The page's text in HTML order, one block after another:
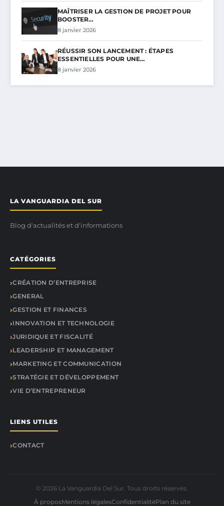
MAÎTRISER LA GESTION DE PROJET POUR
BOOSTER…
8 janvier 2026
RÉUSSIR SON LANCEMENT : ÉTAPES
ESSENTIELLES POUR UNE…
8 janvier 2026
LA VANGUARDIA DEL SUR
Blog d'actualités et d'informations
CATÉGORIES
CRÉATION D’ENTREPRISE
GENERAL
GESTION ET FINANCES
INNOVATION ET TECHNOLOGIE
JURIDIQUE ET FISCALITÉ
LEADERSHIP ET MANAGEMENT
MARKETING ET COMMUNICATION
STRATÉGIE ET DÉVELOPPEMENT
VIE D’ENTREPRENEUR
LIENS UTILES
CONTACT
© 2026 La Vanguardia Del Sur. Tous droits réservés.
À proposMentions légalesConfidentialitéPlan du site